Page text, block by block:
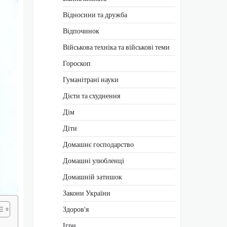
Відносини та дружба
Відпочинок
Військова техніка та військові теми
Гороскоп
Гуманітрані науки
Дієти та схуднення
Дім
Діти
Домашнє господарство
Домашні улюбленці
Домашній затишок
Закони України
Здоров'я